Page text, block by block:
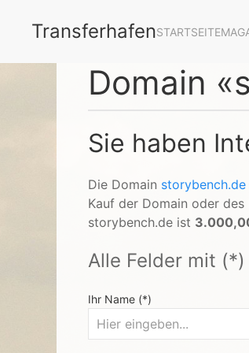
TransferhafenSTARTSEITE
Domain
Sie haben
Die Domain storybench.de
Kauf der Domain oder
storybench.de ist
Alle Felder mit
Ihr Name (*)